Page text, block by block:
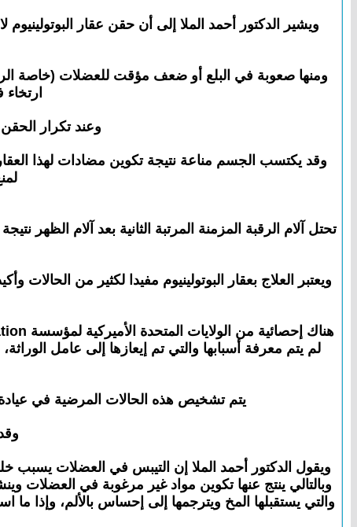
ويشير الدكتور أحمد الملا إلى أن حقن عقار
ومنها صعوبة في البلع أو ضعف مؤقت للعضلات (خاصة
وعند تكرار
وقد يكتسب الجسم مناعة نتيجة تكوين مضادات لهذا
تحتل آلام الرقبة المزمنة المرتبة الثانية بعد آلام
لم يتم معرفة أسبابها والتي تم إيعازها إلى عامل
يتم تشخيص هذه الحالات المرضية في
ويقول الدكتور أحمد الملا إن التيبس في العضلات يسبب
وبالتالي ينتج عنها تكوين مواد غير مرغوبة في العضلات
والتي يستقبلها المخ ويترجمها إلى إحساس بالألم، وإذا